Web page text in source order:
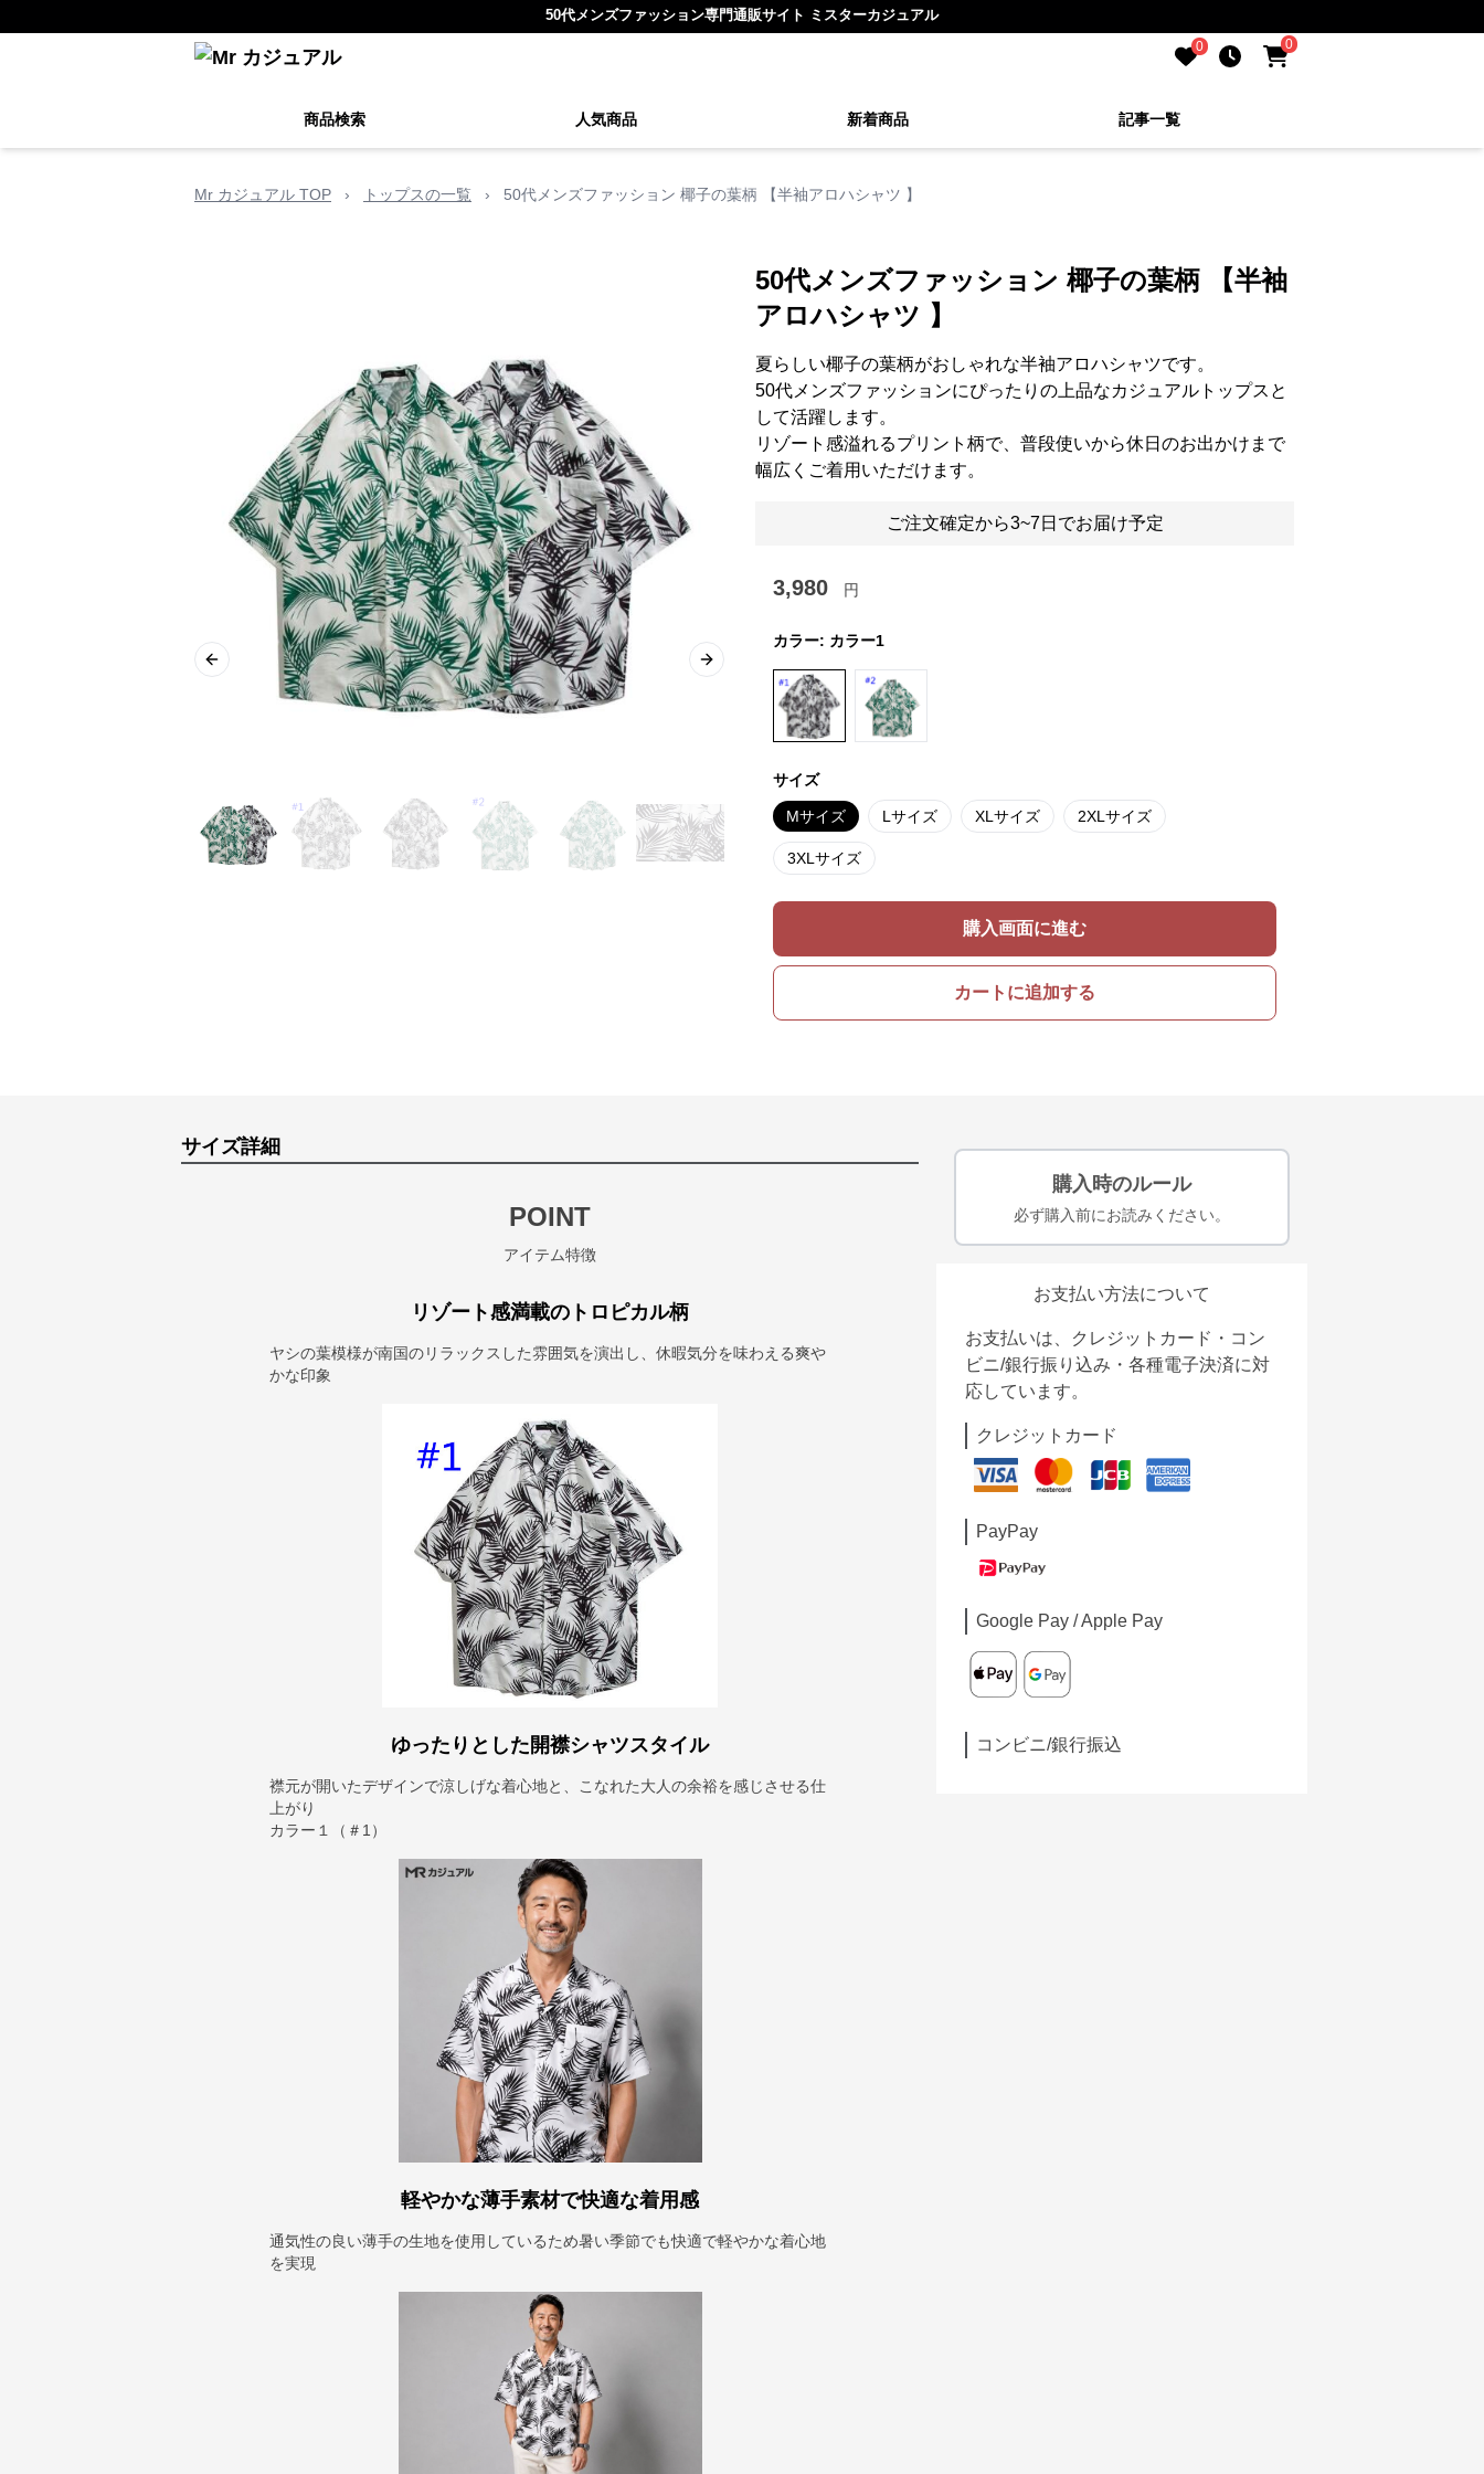
50代メンズファッション専門通販サイト ミスターカジュアル
0 0
商品検索 人気商品 新着商品 記事一覧
Mr カジュアル TOP › トップスの一覧 › 50代メンズファッション 椰子の葉柄 【半袖アロハシャツ 】
Previous slide Next slide
50代メンズファッション 椰子の葉柄 【半袖
アロハシャツ 】
夏らしい椰子の葉柄がおしゃれな半袖アロハシャツです。
50代メンズファッションにぴったりの上品なカジュアルトップスと
して活躍します。
リゾート感溢れるプリント柄で、普段使いから休日のお出かけまで
幅広くご着用いただけます。
ご注文確定から3~7日でお届け予定
3,980 円
カラー: カラー1
サイズ
Mサイズ Lサイズ XLサイズ 2XLサイズ
3XLサイズ
購入画面に進む
カートに追加する
サイズ詳細
POINT
アイテム特徴
リゾート感満載のトロピカル柄
ヤシの葉模様が南国のリラックスした雰囲気を演出し、休暇気分を味わえる爽や
かな印象
ゆったりとした開襟シャツスタイル
襟元が開いたデザインで涼しげな着心地と、こなれた大人の余裕を感じさせる仕
上がり
カラー１（＃1）
軽やかな薄手素材で快適な着用感
通気性の良い薄手の生地を使用しているため暑い季節でも快適で軽やかな着心地
を実現
購入時のルール
必ず購入前にお読みください。
お支払い方法について
お支払いは、クレジットカード・コン
ビニ/銀行振り込み・各種電子決済に対
応しています。
クレジットカード
PayPay
Google Pay / Apple Pay
コンビニ/銀行振込